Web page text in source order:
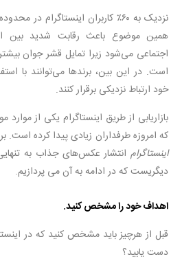
همین موضوع باعث رقابت شدید بین
اجتماعی می‌شود زیرا تمایل قشر جوان
است. در این بین، برندها می‌توانند با
خود ارتباط نزدیکی برقرار کنند.
بازاریابی از طریق اینستاگرام یکی از موارد
که امروزه طرفداران زیادی پیدا کرده است.
اینستاگرامانتشار عکس‌های جذاب به
دیگریست که در ادامه به آن می پردازیم.
اهداف خود را مشخص کنید.
قبل از هرچیز باید مشخص کنید که در
دست یابید؟